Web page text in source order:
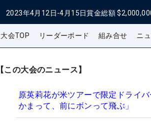
2023年4月12日-4月15日賞金総額
大会TOP リーダーボード 組み合せ ニ
【この大会のニュース】
原英莉花が米ツアーで限定ドライ
かまって、前にボンって飛ぶ」